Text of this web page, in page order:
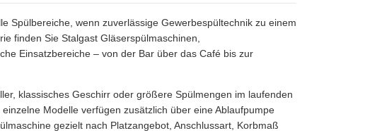
Spülbereiche, wenn zuverlässige Gewerbespültechnik zu einem
finden Sie Stalgast Gläserspülmaschinen,
Einsatzbereiche – von der Bar über das Café bis zur
klassisches Geschirr oder größere Spülmengen im laufenden
Modelle verfügen zusätzlich über eine Ablaufpumpe
gezielt nach Platzangebot, Anschlussart, Korbmaß